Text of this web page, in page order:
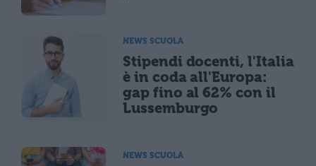
NEWS SCUOLA
Stipendi docenti, l'Italia
è in coda all'Europa:
gap fino al 62% con il
Lussemburgo
NEWS SCUOLA